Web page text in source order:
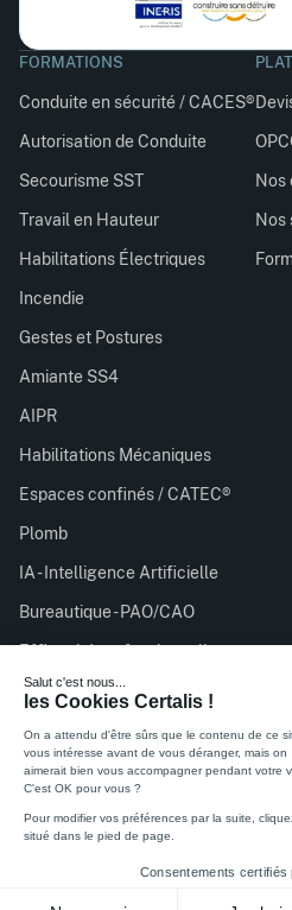
FORMATIONS
Conduite en sécurité / CACES®
Autorisation de Conduite
Secourisme SST
Travail en Hauteur
Habilitations Électriques
Incendie
Gestes et Postures
Amiante SS4
AIPR
Habilitations Mécaniques
Espaces confinés / CATEC®
Plomb
IA - Intelligence Artificielle
Bureautique - PAO/CAO
Efficacité professionnelle
Nos
Nos
Certalis est organisme de
numéro 11756932075 auprès du
France. Cet enregistrement ne vaut
Feuille émargement stagiaire
Mentions légalesCertifié ISO 27001